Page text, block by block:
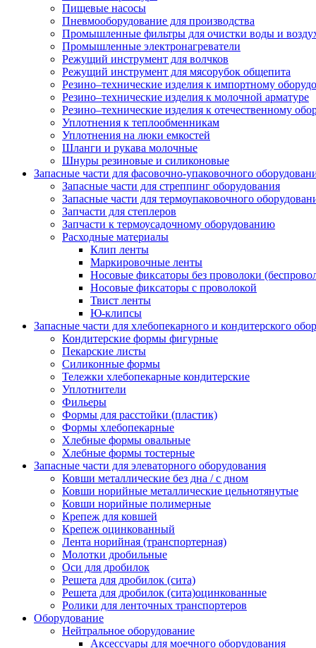
Пищевые насосы
Пневмооборудование для производства
Промышленные фильтры для очистки воды и
Промышленные электронагреватели
Режущий инструмент для волчков
Режущий инструмент для мясорубок общепита
Резино–технические изделия к импортному
Резино–технические изделия к молочной арматуре
Резино–технические изделия к отечественному
Уплотнения к теплообменникам
Уплотнения на люки емкостей
Шланги и рукава молочные
Шнуры резиновые и силиконовые
Запасные части для фасовочно-упаковочного
Запасные части для стреппинг оборудования
Запасные части для термоупаковочного
Запчасти для степлеров
Запчасти к термоусадочному оборудованию
Расходные материалы
Клип ленты
Маркировочные ленты
Носовые фиксаторы без проволоки
Носовые фиксаторы с проволокой
Твист ленты
Ю-клипсы
Запасные части для хлебопекарного и кондитерского
Кондитерские формы фигурные
Пекарские листы
Силиконные формы
Тележки хлебопекарные кондитерские
Уплотнители
Фильеры
Формы для расстойки (пластик)
Формы хлебопекарные
Хлебные формы овальные
Хлебные формы тостерные
Запасные части для элеваторного оборудования
Ковши металлические без дна / с дном
Ковши норийные металлические цельнотянутые
Ковши норийные полимерные
Крепеж для ковшей
Крепеж оцинкованный
Лента норийная (транспортерная)
Молотки дробильные
Оси для дробилок
Решета для дробилок (сита)
Решета для дробилок (сита)оцинкованные
Ролики для ленточных транспортеров
Оборудование
Нейтральное оборудование
Аксессуары для моечного оборудования